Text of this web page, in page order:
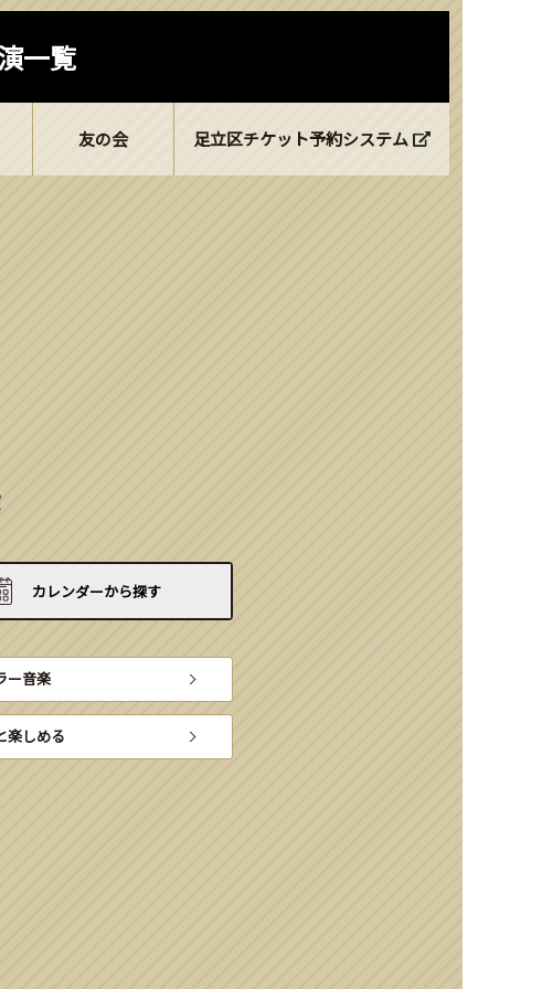
一覧
友の会 足立区チケット予約システム
カレンダーから探す
ー音楽
楽しめる